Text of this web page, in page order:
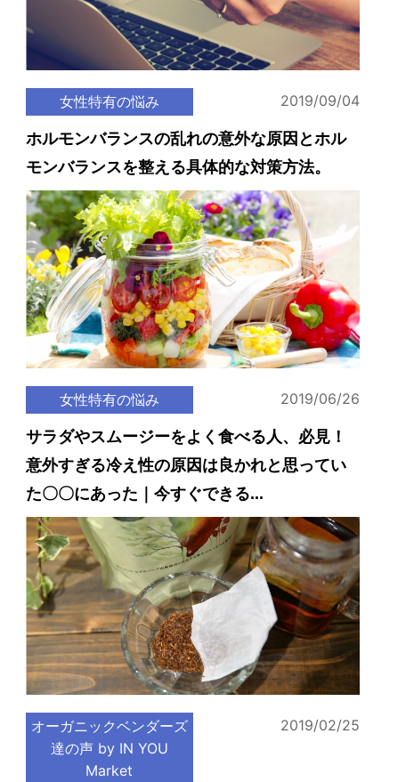
女性特有の悩み 2019/09/04
ホルモンバランスの乱れの意外な原因とホル
モンバランスを整える具体的な対策方法。
女性特有の悩み 2019/06/26
サラダやスムージーをよく食べる人、必見！
意外すぎる冷え性の原因は良かれと思ってい
た〇〇にあった｜今すぐできる...
オーガニックベンダーズ
達の声 by IN YOU
Market
2019/02/25